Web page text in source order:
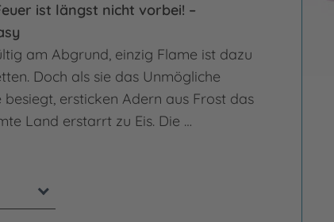
ist längst nicht vorbei! –
am Abgrund, einzig Flame ist dazu
Doch als sie das Unmögliche
ersticken Adern aus Frost das
Land erstarrt zu Eis. Die …